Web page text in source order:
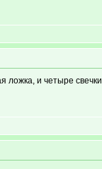
ложка, и четыре свечки